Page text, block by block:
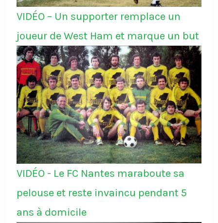
VIDÉO – Un supporter remplace un
joueur de West Ham et marque un but
VIDÉO - Le FC Nantes maraboute sa
pelouse et reste invaincu pendant 5
ans à domicile